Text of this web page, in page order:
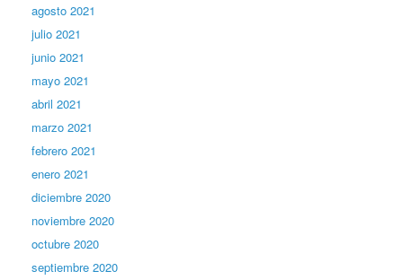
agosto 2021
julio 2021
junio 2021
mayo 2021
abril 2021
marzo 2021
febrero 2021
enero 2021
diciembre 2020
noviembre 2020
octubre 2020
septiembre 2020